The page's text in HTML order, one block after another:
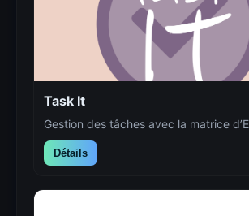
Task It
Gestion des tâches avec la matrice
Détails